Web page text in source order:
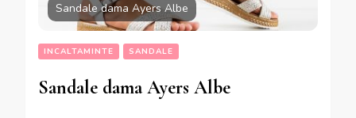
Sandale dama Ayers Albe
INCALTAMINTE SANDALE
Sandale dama Ayers Albe